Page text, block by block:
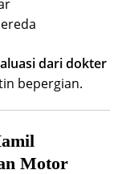
dari dokter
bepergian.
Motor